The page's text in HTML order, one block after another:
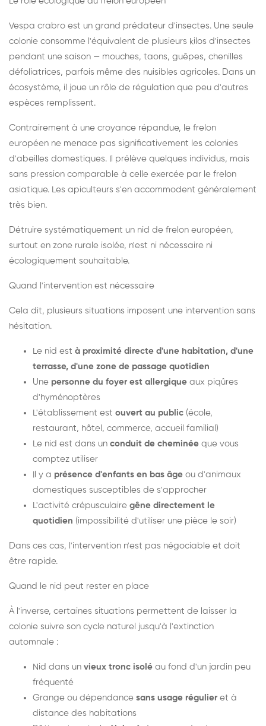
Vespa crabro est un grand prédateur d'insectes. Une seule
colonie consomme l'équivalent de plusieurs kilos d'insectes
pendant une saison — mouches, taons, guêpes, chenilles
défoliatrices, parfois même des nuisibles agricoles. Dans un
écosystème, il joue un rôle de régulation que peu d'autres
espèces remplissent.
Contrairement à une croyance répandue, le frelon
européen ne menace pas significativement les colonies
d'abeilles domestiques. Il prélève quelques individus, mais
sans pression comparable à celle exercée par le frelon
asiatique. Les apiculteurs s'en accommodent généralement
très bien.
Détruire systématiquement un nid de frelon européen,
surtout en zone rurale isolée, n'est ni nécessaire ni
écologiquement souhaitable.
Quand l'intervention est nécessaire
Cela dit, plusieurs situations imposent une intervention sans
hésitation.
Le nid est à proximité directe d'une habitation, d'une
terrasse, d'une zone de passage quotidien
Une personne du foyer est allergique aux piqûres
d'hyménoptères
L'établissement est ouvert au public (école,
restaurant, hôtel, commerce, accueil familial)
Le nid est dans un conduit de cheminée que vous
comptez utiliser
Il y a présence d'enfants en bas âge ou d'animaux
domestiques susceptibles de s'approcher
L'activité crépusculaire gêne directement le
quotidien (impossibilité d'utiliser une pièce le soir)
Dans ces cas, l'intervention n'est pas négociable et doit
être rapide.
Quand le nid peut rester en place
À l'inverse, certaines situations permettent de laisser la
colonie suivre son cycle naturel jusqu'à l'extinction
automnale :
Nid dans un vieux tronc isolé au fond d'un jardin peu
fréquenté
Grange ou dépendance sans usage régulier et à
distance des habitations